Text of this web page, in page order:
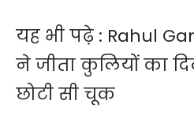
यह भी पढ़े : Rahul
ने जीता कुलियों का
छोटी सी चूक